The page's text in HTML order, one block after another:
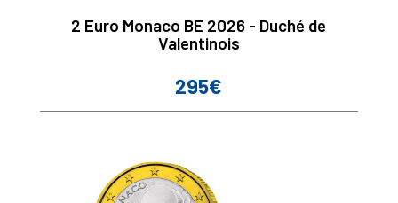
2 Euro Monaco BE 2026 - Duché de
Valentinois
Prix
295€